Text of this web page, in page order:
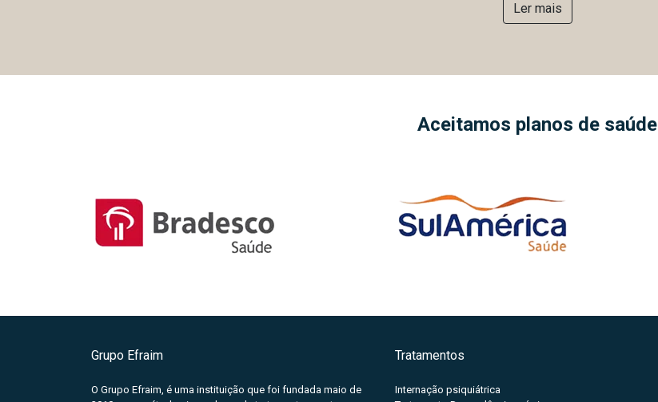
Ler mais
Aceitamos planos de saúde
Grupo Efraim
O Grupo Efraim, é uma instituição que foi fundada maio de
Tratamentos
Internação psiquiátrica